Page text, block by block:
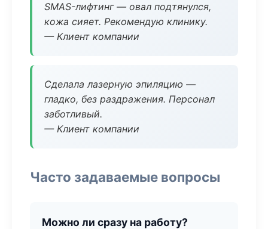
SMAS-лифтинг — овал подтянулся,
кожа сияет. Рекомендую клинику.
— Клиент компании
Сделала лазерную эпиляцию —
гладко, без раздражения. Персонал
заботливый.
— Клиент компании
Часто задаваемые вопросы
Можно ли сразу на работу?